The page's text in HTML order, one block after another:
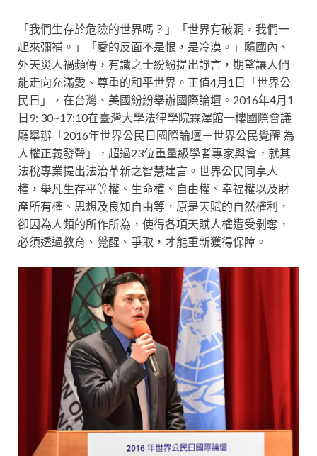
「我們生存於危險的世界嗎？」「世界有破洞，我們一
起來彌補。」「愛的反面不是恨，是冷漠。」隨國內、
外天災人禍頻傳，有識之士紛紛提出諍言，期望讓人們
能走向充滿愛、尊重的和平世界。正值4月1日「世界公
民日」，在台灣、美國紛紛舉辦國際論壇。2016年4月1
日9: 30~17:10在臺灣大學法律學院霖澤館一樓國際會議
廳舉辦「2016年世界公民日國際論壇－世界公民覺醒 為
人權正義發聲」，超過23位重量級學者專家與會，就其
法稅專業提出法治革新之智慧建言。世界公民同享人
權，舉凡生存平等權、生命權、自由權、幸福權以及財
產所有權、思想及良知自由等，原是天賦的自然權利，
卻因為人類的所作所為，使得各項天賦人權遭受剝奪，
必須透過教育、覺醒、爭取，才能重新獲得保障。